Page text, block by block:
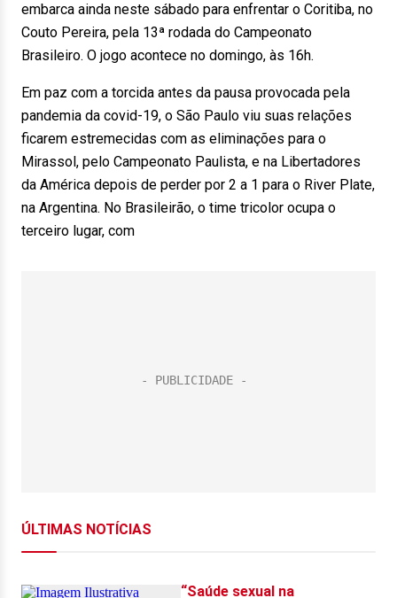
embarca ainda neste sábado para enfrentar o Coritiba, no
Couto Pereira, pela 13ª rodada do Campeonato
Brasileiro. O jogo acontece no domingo, às 16h.
Em paz com a torcida antes da pausa provocada pela
pandemia da covid-19, o São Paulo viu suas relações
ficarem estremecidas com as eliminações para o
Mirassol, pelo Campeonato Paulista, e na Libertadores
da América depois de perder por 2 a 1 para o River Plate,
na Argentina. No Brasileirão, o time tricolor ocupa o
terceiro lugar, com